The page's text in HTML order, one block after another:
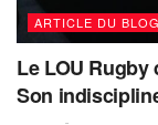
ARTICLE DU BLOG
Le LOU
Son